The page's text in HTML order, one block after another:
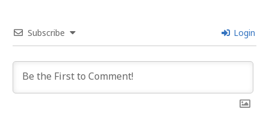
Subscribe Login